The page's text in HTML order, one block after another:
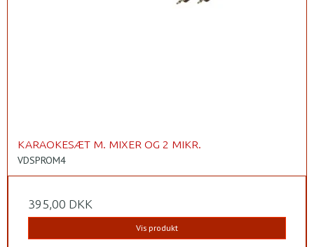
KARAOKESÆT M. MIXER OG 2 MIKR.
VDSPROM4
395,00 DKK
Vis produkt